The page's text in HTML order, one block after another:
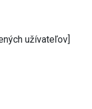
užívateľov]